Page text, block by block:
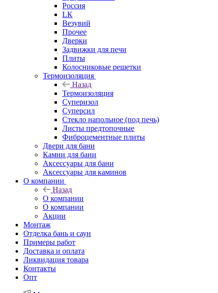
Россия
LК
Везувий
Прочее
Дверки
Задвижки для печи
Плиты
Колосниковые решетки
Термоизоляция
Назад
Термоизоляция
Суперизол
Суперсил
Стекло напольное (под печь)
Листы предтопочные
Фиброцементные плиты
Двери для бани
Камни для бани
Аксессуары для бани
Аксессуары для каминов
О компании
Назад
О компании
О компании
Акции
Монтаж
Отделка бань и саун
Примеры работ
Доставка и оплата
Ликвидация товара
Контакты
Опт